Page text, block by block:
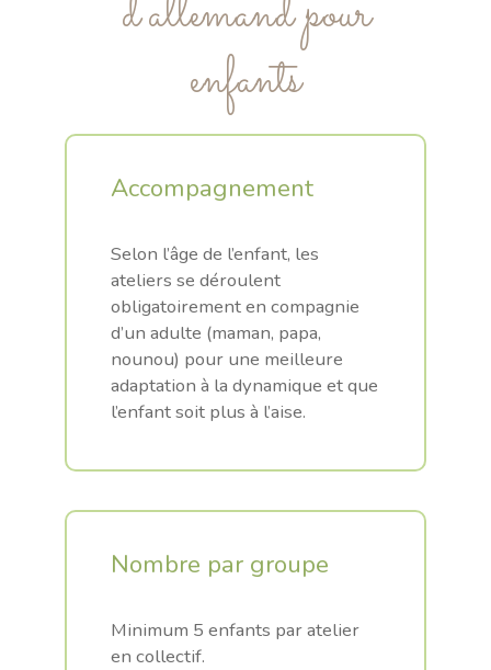
d’allemand pour
enfants
Accompagnement
Selon l’âge de l’enfant, les
ateliers se déroulent
obligatoirement en compagnie
d’un adulte (maman, papa,
nounou) pour une meilleure
adaptation à la dynamique et que
l’enfant soit plus à l’aise.
Nombre par groupe
Minimum 5 enfants par atelier
en collectif.